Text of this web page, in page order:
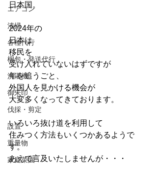
エアコン
清掃
各種代行
梱包・発送代行
洗濯機
御朱印
伐採・剪定
設置
重量物
家庭菜園
日本国。
2024年の
日本は
移民を
受け入れていないはずですが
年を追うごと、
外国人を見かける機会が
大変多くなってきております。
いろいろ抜け道を利用して
住みつく方法もいくつかあるようで
す。
あえて言及いたしませんが・・・